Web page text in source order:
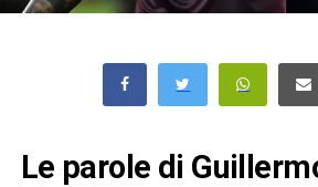
Le parole di